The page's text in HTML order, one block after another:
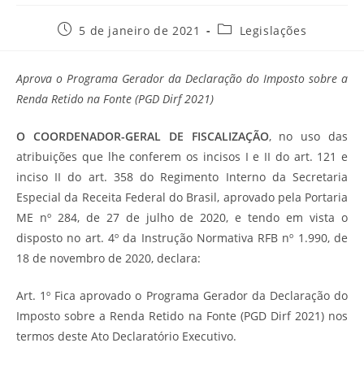
Post5 de janeiro de 2021
Categoria
Legislações
Aprova o Programa Gerador da Declaração do Imposto sobre a
Renda Retido na Fonte (PGD Dirf 2021)
O COORDENADOR-GERAL DE FISCALIZAÇÃO, no uso das
atribuições que lhe conferem os incisos I e II do art. 121 e
inciso II do art. 358 do Regimento Interno da Secretaria
Especial da Receita Federal do Brasil, aprovado pela Portaria
ME nº 284, de 27 de julho de 2020, e tendo em vista o
disposto no art. 4º da Instrução Normativa RFB nº 1.990, de
18 de novembro de 2020, declara:
Art. 1º Fica aprovado o Programa Gerador da Declaração do
Imposto sobre a Renda Retido na Fonte (PGD Dirf 2021) nos
termos deste Ato Declaratório Executivo.